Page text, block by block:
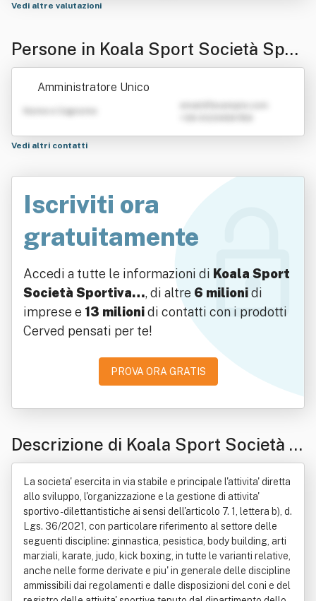
Vedi altre valutazioni
Persone in Koala Sport Società Spor
tiva Dilettantistica A Responsabilita'
Amministratore Unico
Nome e Cognome
Vedi altri contatti
Iscriviti ora
gratuitamente
Accedi a tutte le informazioni di Koala Sport
Società Sportiva…, di altre 6 milionidi
imprese e 13 milionidi contatti con i prodotti
Cerved pensati per te!
PROVA ORA GRATIS
Descrizione di Koala Sport Società S
portiva Dilettantistica A Responsabili
ta' Limitata
La societa' esercita in via stabile e principale l'attivita' diretta
allo sviluppo, l'organizzazione e la gestione di attivita'
sportivo - dilettantistiche ai sensi dell'articolo 7. 1, lettera b), d.
Lgs. 36/2021, con particolare riferimento al settore delle
seguenti discipline: ginnastica, pesistica, body building, arti
marziali, karate, judo, kick boxing, in tutte le varianti relative,
anche nelle forme derivate e piu' in generale delle discipline
ammissibili dai regolamenti e dalle disposizioni del coni e del